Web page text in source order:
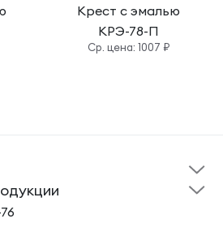
Крест с эмалью
КРЭ-78-П
Cр. цена: 1007 ₽
Помощь
Ложки